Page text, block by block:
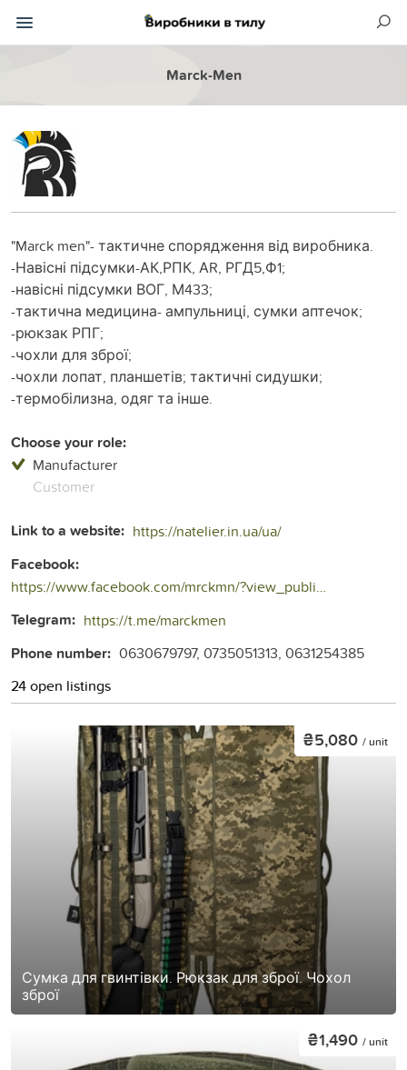
Marck-Men
"Marck men"- тактичне спорядження від виробника.
-Навісні підсумки-АК,РПК, АR, РГД5,Ф1;
-навісні підсумки ВОГ, М433;
-тактична медицина- ампульниці, сумки аптечок;
-рюкзак РПГ;
-чохли для зброї;
-чохли лопат, планшетів; тактичні сидушки;
-термобілизна, одяг та інше.
Choose your role:
Manufacturer
Customer
Link to a website: https://natelier.in.ua/ua/
Facebook:
https://www.facebook.com/mrckmn/?view_public_for=106067722119708
Telegram: https://t.me/marckmen
Phone number: 0630679797, 0735051313, 0631254385
24 open listings
Сумка для гвинтівки. Рюкзак для зброї. Чохол
зброї
₴5,080 / unit
₴1,490 / unit